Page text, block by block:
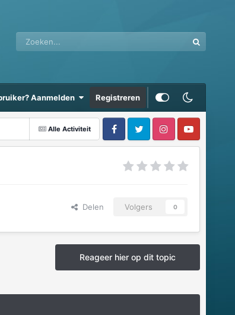
Aanmelden Registreren
Alle Activiteit
Delen Volgers 0
Reageer hier op dit topic